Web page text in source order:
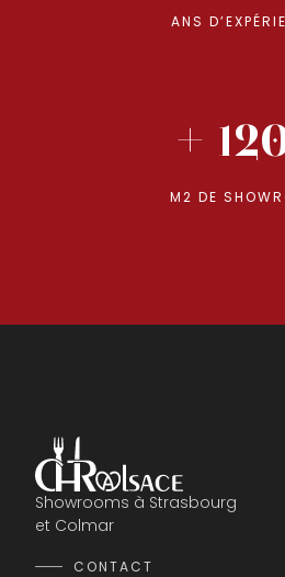
ANS
+
M2 DE
Showrooms à Strasbourg
et Colmar
CONTACT